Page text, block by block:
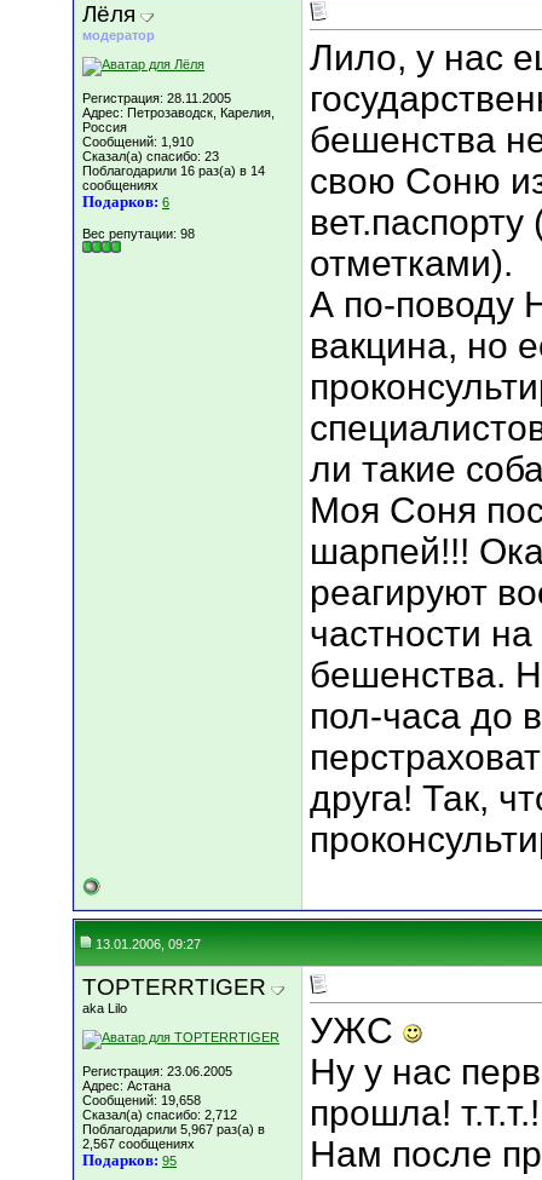
Лёля
модератор
Регистрация: 28.11.2005
Адрес: Петрозаводск, Карелия,
Россия
Сообщений: 1,910
Сказал(а) спасибо: 23
Поблагодарили 16 раз(а) в 14
сообщениях
Подарков: 6
Вес репутации: 98
Лило, у нас
бешенства
свою Соню
отметками).
А по-поводу
вакцина, но
ли такие
Моя Соня
шарпей!!!
реагируют
частности
бешенства.
пол-часа до
друга! Так,
13.01.2006, 09:27
TOPTERRTIGER
aka Lilo
Регистрация: 23.06.2005
Адрес: Астана
Сообщений: 19,658
Сказал(а) спасибо: 2,712
Поблагодарили 5,967 раз(а) в
2,567 сообщениях
Подарков: 95
УЖС
Ну у нас
прошла! т.т.т.!
Нам после